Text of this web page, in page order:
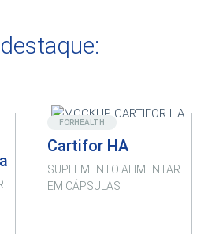
Destaque
FORHEALTH
Cartifor HA
SUPLEMENTO ALIMENTAR
EM CÁPSULAS